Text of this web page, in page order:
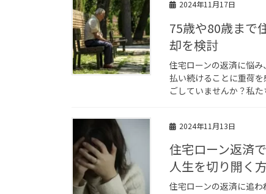
2024年11月17日
75歳や80歳まで
却を検討
住宅ローンの返済に悩
払い続けることに重荷
ごしていませんか？私
2024年11月13日
住宅ローン返済
人生を切り開く
住宅ローンの返済に追